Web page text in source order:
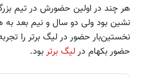
هر چند در اولین حضورش در تیم
نشین بود ولی دو سال و نیم بعد به
حضور بکهام در لیگ برتر بود.